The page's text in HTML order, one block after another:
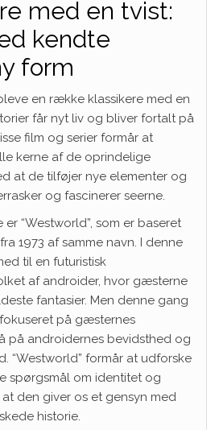
med en tvist:
kendte
form
en række klassikere med en
får nyt liv og bliver fortalt på
film og serier formår at
kerne af de oprindelige
at de tilføjer nye elementer og
og fascinerer seerne.
er “Westworld”, som er baseret
1973 af samme navn. I denne
til en futuristisk
af androider, hvor gæsterne
fantasier. Men denne gang
på gæsternes
på androidernes bevidsthed og
“Westworld” formår at udforske
spørgsmål om identitet og
den giver os et gensyn med
historie.